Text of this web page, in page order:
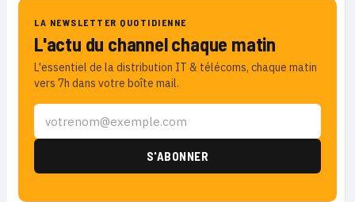
LA NEWSLETTER QUOTIDIENNE
L'actu du channel chaque matin
L'essentiel de la distribution IT & télécoms, chaque matin
vers 7h dans votre boîte mail.